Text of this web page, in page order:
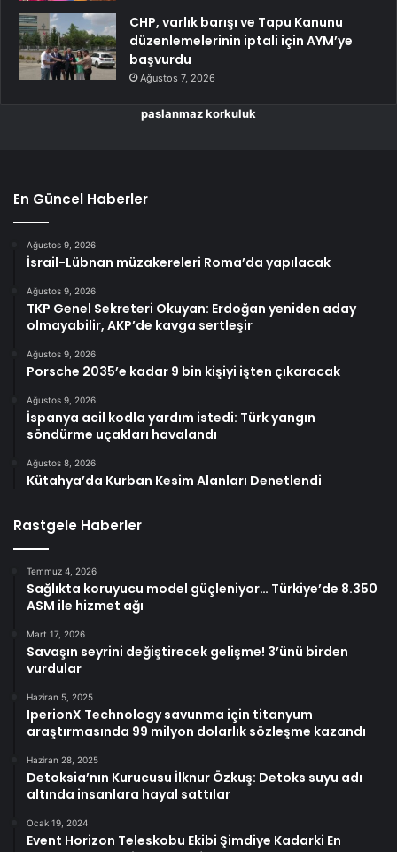
CHP, varlık barışı ve Tapu Kanunu
düzenlemelerinin iptali için AYM’ye
başvurdu
Ağustos 7, 2026
paslanmaz korkuluk
En Güncel Haberler
Ağustos 9, 2026
İsrail-Lübnan müzakereleri Roma’da yapılacak
Ağustos 9, 2026
TKP Genel Sekreteri Okuyan: Erdoğan yeniden aday
olmayabilir, AKP’de kavga sertleşir
Ağustos 9, 2026
Porsche 2035’e kadar 9 bin kişiyi işten çıkaracak
Ağustos 9, 2026
İspanya acil kodla yardım istedi: Türk yangın
söndürme uçakları havalandı
Ağustos 8, 2026
Kütahya’da Kurban Kesim Alanları Denetlendi
Rastgele Haberler
Temmuz 4, 2026
Sağlıkta koruyucu model güçleniyor… Türkiye’de 8.350
ASM ile hizmet ağı
Mart 17, 2026
Savaşın seyrini değiştirecek gelişme! 3’ünü birden
vurdular
Haziran 5, 2025
IperionX Technology savunma için titanyum
araştırmasında 99 milyon dolarlık sözleşme kazandı
Haziran 28, 2025
Detoksia’nın Kurucusu İlknur Özkuş: Detoks suyu adı
altında insanlara hayal sattılar
Ocak 19, 2024
Event Horizon Teleskobu Ekibi Şimdiye Kadarki En